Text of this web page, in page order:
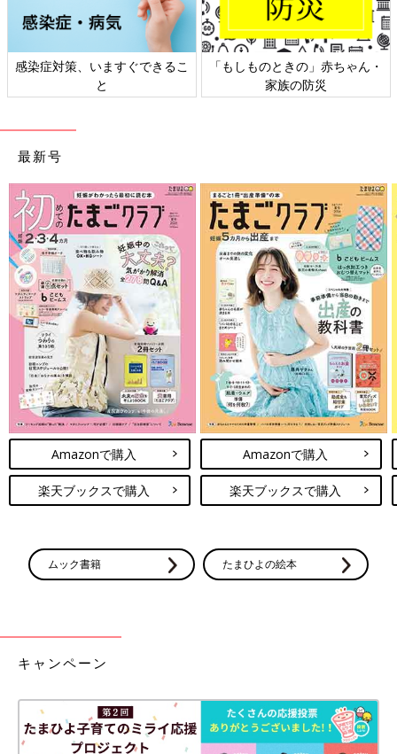
感染症対策、いますぐできるこ
と
「もしものときの」赤ちゃん・
家族の防災
最新号
Amazonで購入
楽天ブックスで購入
Amazonで購入
楽天ブックスで購入
ムック書籍 たまひよの絵本
キャンペーン